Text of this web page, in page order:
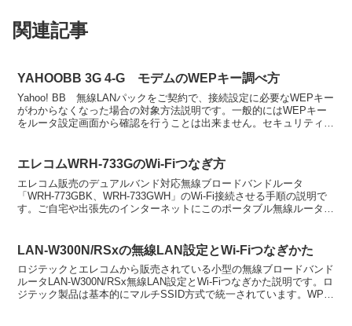
関連記事
YAHOOBB 3G 4-G モデムのWEPキー調べ方
Yahoo! BB 無線LANパックをご契約で、接続設定に必要なWEPキー
がわからなくなった場合の対象方法説明です。一般的にはWEPキー
をルータ設定画面から確認を行うことは出来ません。セキュリティ上
エレコムWRH-733GのWi-Fiつなぎ方
エレコム販売のデュアルバンド対応無線ブロードバンドルータ
「WRH-773GBK、WRH-733GWH」のWi-Fi接続させる手順の説明で
す。ご自宅や出張先のインターネットにこのポータブル無線ルータを
LAN-W300N/RSxの無線LAN設定とWi-Fiつなぎかた
ロジテックとエレコムから販売されている小型の無線ブロードバンド
ルータLAN-W300N/RSx無線LAN設定とWi-Fiつなぎかた説明です。ロ
ジテック製品は基本的にマルチSSID方式で統一されています。WPS